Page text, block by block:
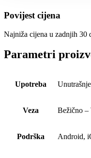
Povijest cijena
Najniža cijena u zadnjih 30
Parametri
Upotreba
Veza Bežično –
Podrška Android,